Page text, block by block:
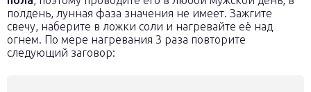
полдень, лунная фаза значения не имеет. Зажгите
свечу, наберите в ложки соли и нагревайте её над
огнем. По мере нагревания 3 раза повторите
следующий заговор: